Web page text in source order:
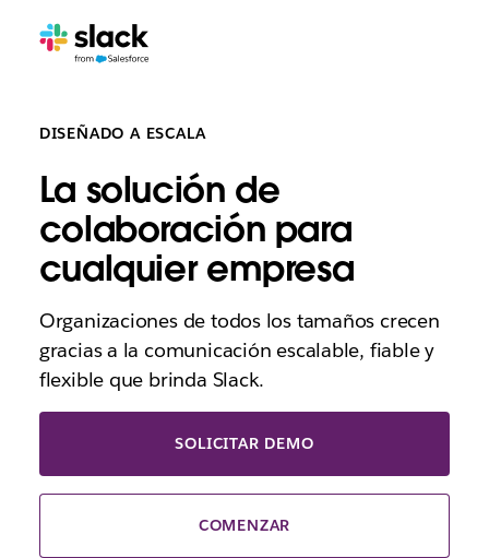
DISEÑADO A ESCALA
La solución de
colaboración para
cualquier empresa
Organizaciones de todos los tamaños crecen
gracias a la comunicación escalable, fiable y
flexible que brinda Slack.
SOLICITAR DEMO
COMENZAR